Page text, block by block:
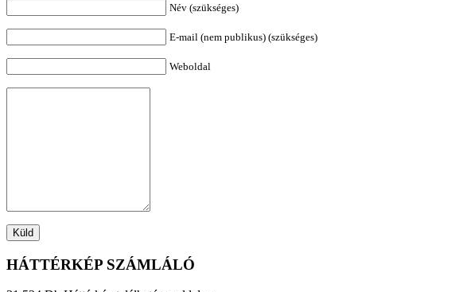
Név (szükséges)
E-mail (nem publikus) (szükséges)
Weboldal
HÁTTÉRKÉP SZÁMLÁLÓ